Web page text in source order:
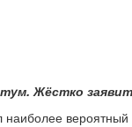
Жёстко
вероятный